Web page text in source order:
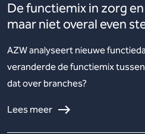
De functiemix in zorg
maar niet overal even
AZW analyseert nieuwe
veranderde de functiemix
dat over branches?
Lees meer